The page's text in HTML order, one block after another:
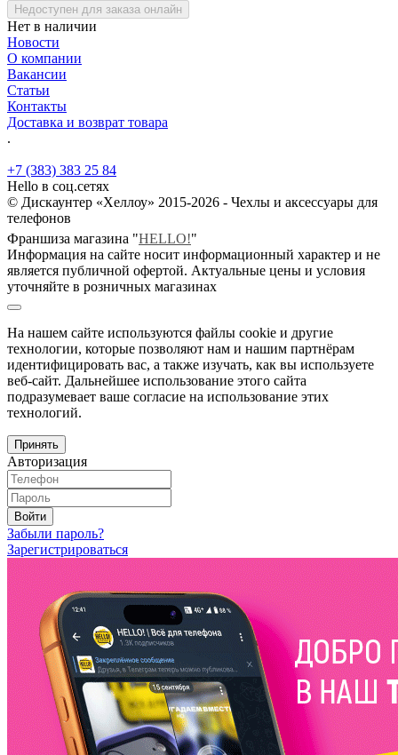
Недоступен для заказа онлайн
Нет в наличии
Новости
О компании
Вакансии
Статьи
Контакты
Доставка и возврат товара
.
+7 (383) 383 25 84
Hello в соц.сетях
© Дискаунтер «Хеллоу» 2015-2026 - Чехлы и аксессуары для
телефонов
Франшиза магазина "HELLO!"
Информация на сайте носит информационный характер и не
является публичной офертой. Актуальные цены и условия
уточняйте в розничных магазинах
На нашем сайте используются файлы cookie и другие
технологии, которые позволяют нам и нашим партнёрам
идентифицировать вас, а также изучать, как вы используете
веб-сайт. Дальнейшее использование этого сайта
подразумевает ваше согласие на использование этих
технологий.
Принять
Авторизация
Войти
Забыли пароль?
Зарегистрироваться